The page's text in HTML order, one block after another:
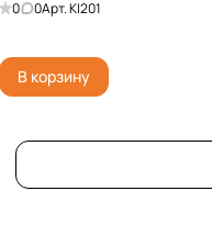
0 0Арт.KI201
В корзину